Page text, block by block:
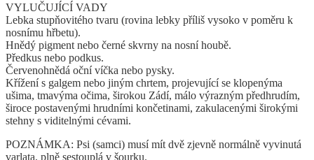
VYLUČUJÍCÍ VADY
Lebka stupňovitého tvaru (rovina lebky příliš vysoko v poměru k
nosnímu hřbetu).
Hnědý pigment nebo černé skvrny na nosní houbě.
Předkus nebo podkus.
Červenohnědá oční víčka nebo pysky.
Křížení s galgem nebo jiným chrtem, projevující se klopenýma
ušima, tmavýma očima, širokou Zádí, málo výrazným předhrudím,
široce postavenými hrudními končetinami, zakulacenými širokými
stehny s viditelnými cévami.
POZNÁMKA: Psi (samci) musí mít dvě zjevně normálně vyvinutá
varlata, plně sestouplá v šourku.